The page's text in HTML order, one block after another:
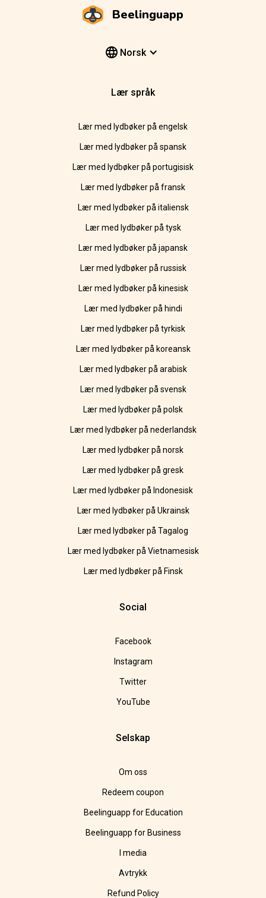
Beelinguapp
Norsk
Lær språk
Lær med lydbøker på engelsk
Lær med lydbøker på spansk
Lær med lydbøker på portugisisk
Lær med lydbøker på fransk
Lær med lydbøker på italiensk
Lær med lydbøker på tysk
Lær med lydbøker på japansk
Lær med lydbøker på russisk
Lær med lydbøker på kinesisk
Lær med lydbøker på hindi
Lær med lydbøker på tyrkisk
Lær med lydbøker på koreansk
Lær med lydbøker på arabisk
Lær med lydbøker på svensk
Lær med lydbøker på polsk
Lær med lydbøker på nederlandsk
Lær med lydbøker på norsk
Lær med lydbøker på gresk
Lær med lydbøker på Indonesisk
Lær med lydbøker på Ukrainsk
Lær med lydbøker på Tagalog
Lær med lydbøker på Vietnamesisk
Lær med lydbøker på Finsk
Social
Facebook
Instagram
Twitter
YouTube
Selskap
Om oss
Redeem coupon
Beelinguapp for Education
Beelinguapp for Business
I media
Avtrykk
Refund Policy